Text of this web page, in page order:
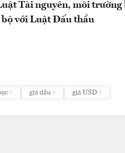
Tài nguyên, môi trường
với Luật Đấu thầu
giá dầu giá USD